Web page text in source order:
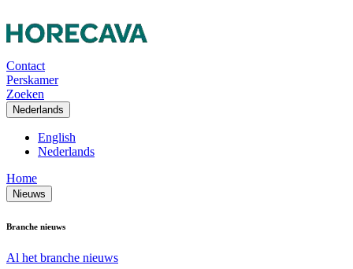
Contact
Perskamer
Zoeken
Nederlands
English
Nederlands
Home
Nieuws
Branche nieuws
Al het branche nieuws